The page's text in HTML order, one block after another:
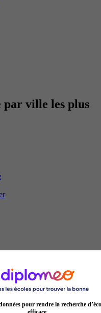
par ville les plus
pour rendre la recherche